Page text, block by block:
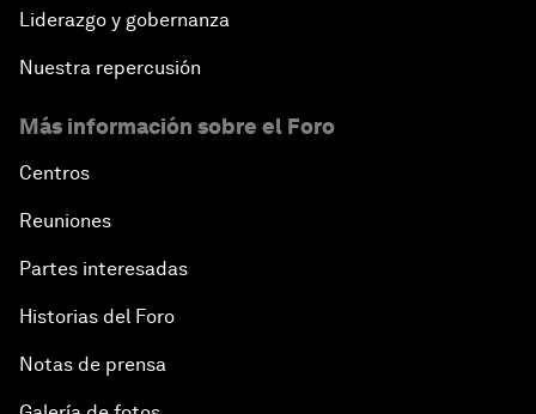
Liderazgo y gobernanza
Nuestra repercusión
Más información sobre el Foro
Centros
Reuniones
Partes interesadas
Historias del Foro
Notas de prensa